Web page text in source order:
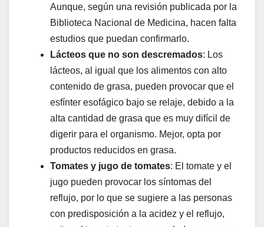
Aunque, según una revisión publicada por la
Biblioteca Nacional de Medicina, hacen falta
estudios que puedan confirmarlo.
Lácteos que no son descremados: Los
lácteos, al igual que los alimentos con alto
contenido de grasa, pueden provocar que el
esfínter esofágico bajo se relaje, debido a la
alta cantidad de grasa que es muy difícil de
digerir para el organismo. Mejor, opta por
productos reducidos en grasa.
Tomates y jugo de tomates: El tomate y el
jugo pueden provocar los síntomas del
reflujo, por lo que se sugiere a las personas
con predisposición a la acidez y el reflujo,